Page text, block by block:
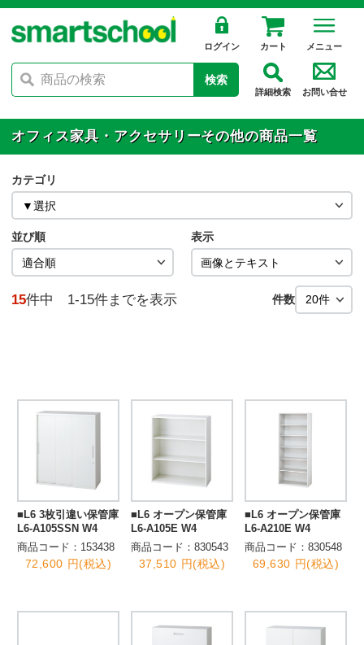
ログイン カート メニュー
検索
詳細検索 お問い合せ
オフィス家具・アクセサリーその他の商品一覧
カテゴリ
並び順 表示
15件中 1-15件までを表示 件数
■L6 3枚引違い保管庫
L6-A105SSN W4
商品コード：153438
72,600 円(税込)
■L6 オープン保管庫
L6-A105E W4
商品コード：830543
37,510 円(税込)
■L6 オープン保管庫
L6-A210E W4
商品コード：830548
69,630 円(税込)